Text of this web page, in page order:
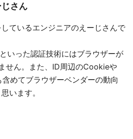
さん
ているエンジニアのえーじさんで
いった認証技術にはブラウザーが
せん。また、ID周辺のCookieや
めてブラウザーベンダーの動向
います。